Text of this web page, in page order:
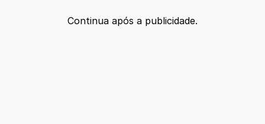
Continua após a publicidade.